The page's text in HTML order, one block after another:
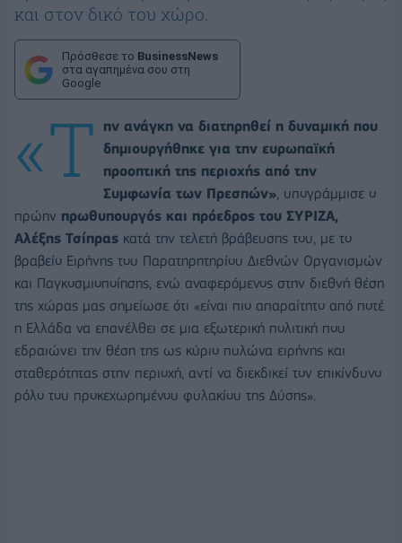
και στον δικό του χώρο.
Πρόσθεσε το BusinessNews
στα αγαπημένα σου στη
Google
«Τ
ην ανάγκη να διατηρηθεί η δυναμική που
δημιουργήθηκε για την ευρωπαϊκή
προοπτική της περιοχής από την
Συμφωνία των Πρεσπών», υπογράμμισε ο
πρώην πρωθυπουργός και πρόεδρος του ΣΥΡΙΖΑ,
Αλέξης Τσίπρας κατά την τελετή βράβευσης του, με το
βραβείο Ειρήνης του Παρατηρητηρίου Διεθνών Οργανισμών
και Παγκοσμιοποίησης, ενώ αναφερόμενος στην διεθνή θέση
της χώρας μας σημείωσε ότι «είναι πιο απαραίτητο από ποτέ
η Ελλάδα να επανέλθει σε μια εξωτερική πολιτική που
εδραιώνει την θέση της ως κύριο πυλώνα ειρήνης και
σταθερότητας στην περιοχή, αντί να διεκδικεί τον επικίνδυνο
ρόλο του προκεχωρημένου φυλακίου της Δύσης».